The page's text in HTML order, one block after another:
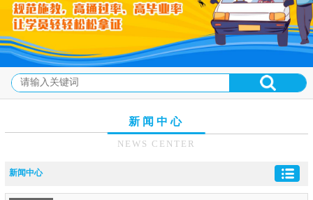
新闻中心
NEWS CENTER
新闻中心